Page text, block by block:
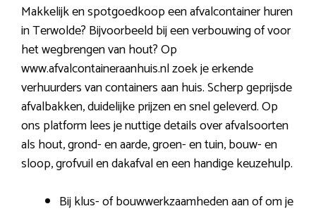
Makkelijk en spotgoedkoop een afvalcontainer huren
in Terwolde? Bijvoorbeeld bij een verbouwing of voor
het wegbrengen van hout? Op
www.afvalcontaineraanhuis.nl zoek je erkende
verhuurders van containers aan huis. Scherp geprijsde
afvalbakken, duidelijke prijzen en snel geleverd. Op
ons platform lees je nuttige details over afvalsoorten
als hout, grond- en aarde, groen- en tuin, bouw- en
sloop, grofvuil en dakafval en een handige keuzehulp.
Bij klus- of bouwwerkzaamheden aan of om je